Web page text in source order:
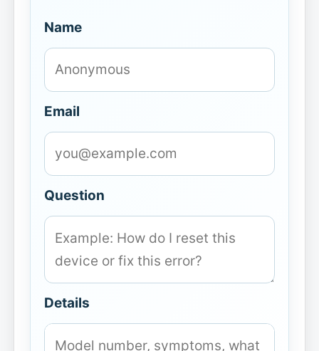
Name
Email
Question
Details